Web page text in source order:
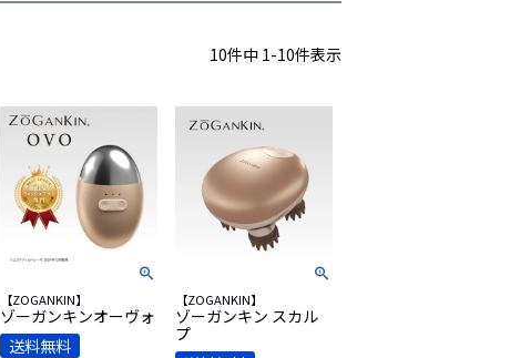
10件中 1-10件表示
【ZOGANKIN】
ゾーガンキンオーヴォ
送料無料
【ZOGANKIN】
ゾーガンキン スカル
プ